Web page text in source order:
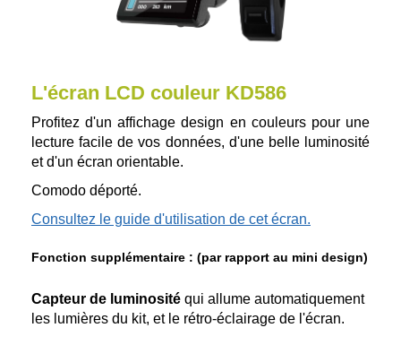
L'écran LCD couleur KD586
Profitez d'un affichage design en couleurs pour une
lecture facile de vos données, d'une belle luminosité
et d'un écran orientable.
Comodo déporté.
Consultez le guide d'utilisation de cet écran.
Fonction supplémentaire : (par rapport au mini design)
Capteur de luminosité qui allume automatiquement
les lumières du kit, et le rétro-éclairage de l'écran.